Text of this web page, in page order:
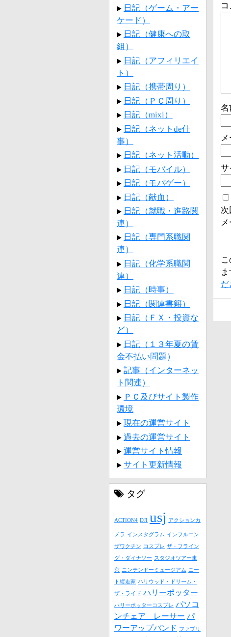
コ
名
サ
次
ま
だ
日記（ゲーム・アー
ケード）
日記（健康への取
組）
日記（アフィリエイ
ト）
日記（携帯周り）
日記（ＰＣ周り）
日記（mixi）
日記（ネットde仕
事）
日記（ネット活動）
日記（モバイル）
日記（モバゲー）
日記（献血）
日記（就職・進路関
連）
日記（専門系職関
連）
日記（化学系職関
連）
日記（時事）
日記（関連書籍）
日記（ＦＸ・投資な
ど）
日記（１３年夏の賃
金不払い問題）
記事（インターネッ
ト関連）
ＰＣ及びサイト製作
環境
現在の運営サイト
過去の運営サイト
運営サイト情報
サイト更新情報
タグ
ACTION4 DJI usj アクションカ
メラ インスタグラム インフルエン
ザワクチン コスプレ ザ・フライン
グ・ダイナソー スタジオツアー東
京 ニンテンドーミュージアム ニー
ト縦走家 ハリウッド・ドリーム・
ザ・ライド ハリーポッター
ハリーポッターコスプレ パソコ
ンチェア レーサー パ
ワーアップバンド
ファブリ